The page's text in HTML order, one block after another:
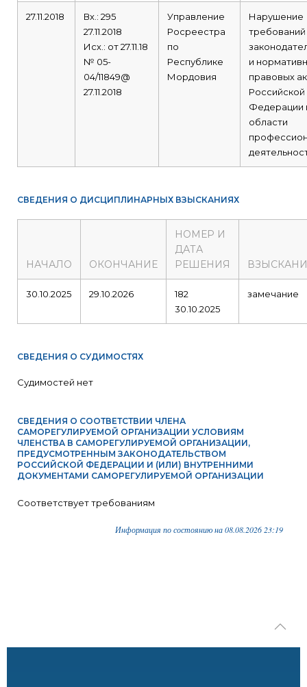
27.11.2018
Вх.: 295
27.11.2018
Исх.: от 27.11.18
№ 05-
04/11849@
27.11.2018
Управление
Росреестра
по
Республике
Мордовия
Нарушение
требований
и
правовых
Российской
Федерации
области
СВЕДЕНИЯ О ДИСЦИПЛИНАРНЫХ ВЗЫСКАНИЯХ
НАЧАЛО ОКОНЧАНИЕ
НОМЕР И
ДАТА
РЕШЕНИЯ
30.10.2025 29.10.2026
182
30.10.2025
замечание
СВЕДЕНИЯ О СУДИМОСТЯХ
Судимостей нет
СВЕДЕНИЯ О СООТВЕТСТВИИ ЧЛЕНА
САМОРЕГУЛИРУЕМОЙ ОРГАНИЗАЦИИ УСЛОВИЯМ
ЧЛЕНСТВА В САМОРЕГУЛИРУЕМОЙ ОРГАНИЗАЦИИ,
ПРЕДУСМОТРЕННЫМ ЗАКОНОДАТЕЛЬСТВОМ
РОССИЙСКОЙ ФЕДЕРАЦИИ И (ИЛИ) ВНУТРЕННИМИ
ДОКУМЕНТАМИ САМОРЕГУЛИРУЕМОЙ ОРГАНИЗАЦИИ
Соответствует требованиям
Информация по состоянию на 08.08.2026 23:19